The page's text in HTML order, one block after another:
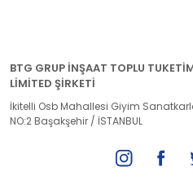
BTG GRUP İNŞAAT TOPLU
LİMİTED ŞİRKETİ
İkitelli Osb Mahallesi Giyim
NO:2 Başakşehir / İSTANBUL